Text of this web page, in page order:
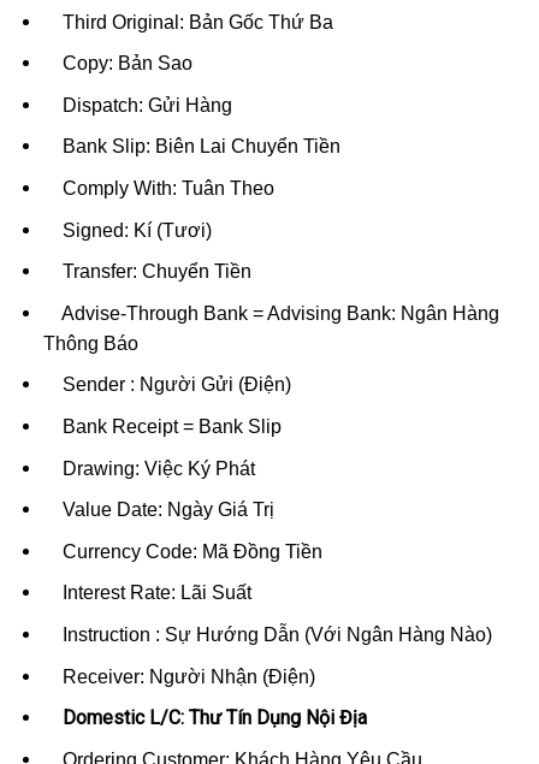
Third Original: Bản Gốc Thứ Ba
Copy: Bản Sao
Dispatch: Gửi Hàng
Bank Slip: Biên Lai Chuyển Tiền
Comply With: Tuân Theo
Signed: Kí (Tươi)
Transfer: Chuyển Tiền
Advise-Through Bank = Advising Bank: Ngân Hàng
Thông Báo
Sender : Người Gửi (Điện)
Bank Receipt = Bank Slip
Drawing: Việc Ký Phát
Value Date: Ngày Giá Trị
Currency Code: Mã Đồng Tiền
Interest Rate: Lãi Suất
Instruction : Sự Hướng Dẫn (Với Ngân Hàng Nào)
Receiver: Người Nhận (Điện)
Domestic L/C: Thư Tín Dụng Nội Địa
Ordering Customer: Khách Hàng Yêu Cầu